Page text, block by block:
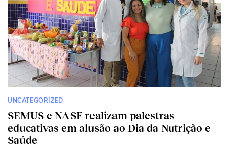
UNCATEGORIZED
SEMUS e NASF realizam palestras
educativas em alusão ao Dia da Nutrição e
Saúde